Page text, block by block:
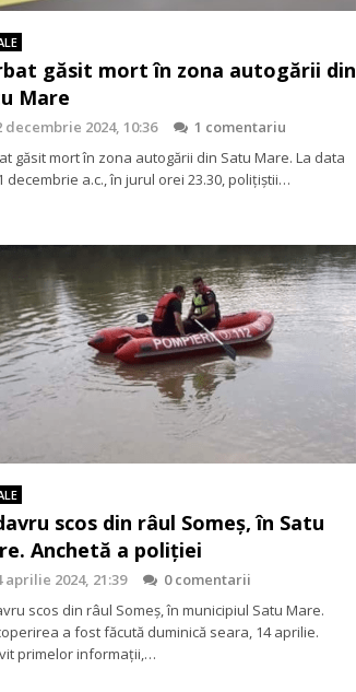
găsit mort în zona autogării din
Mare
decembrie 2024, 10:36
1 comentariu
găsit mort în zona autogării din Satu Mare. La data
decembrie a.c., în jurul orei 23.30, polițiștii…
scos din râul Someș, în Satu
Anchetă a poliției
aprilie 2024, 21:39
0 comentarii
scos din râul Someș, în municipiul Satu Mare.
a fost făcută duminică seara, 14 aprilie.
primelor informații,…